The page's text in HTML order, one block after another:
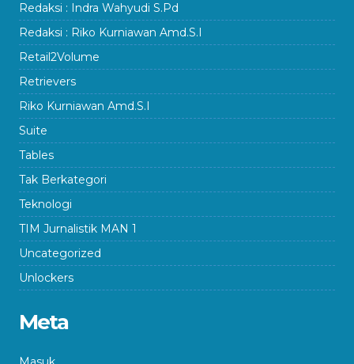
Redaksi : Indra Wahyudi S.Pd
Redaksi : Riko Kurniawan Amd.S.I
Retail2Volume
Retrievers
Riko Kurniawan Amd.S.I
Suite
Tables
Tak Berkategori
Teknologi
TIM Jurnalistik MAN 1
Uncategorized
Unlockers
Meta